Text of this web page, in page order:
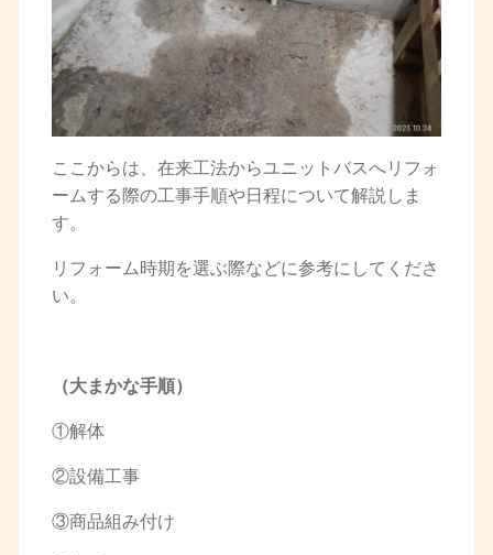
ここからは、在来工法からユニットバスへリフォ
ームする際の工事手順や日程について解説しま
す。
リフォーム時期を選ぶ際などに参考にしてくださ
い。
（大まかな手順）
①解体
②設備工事
③商品組み付け